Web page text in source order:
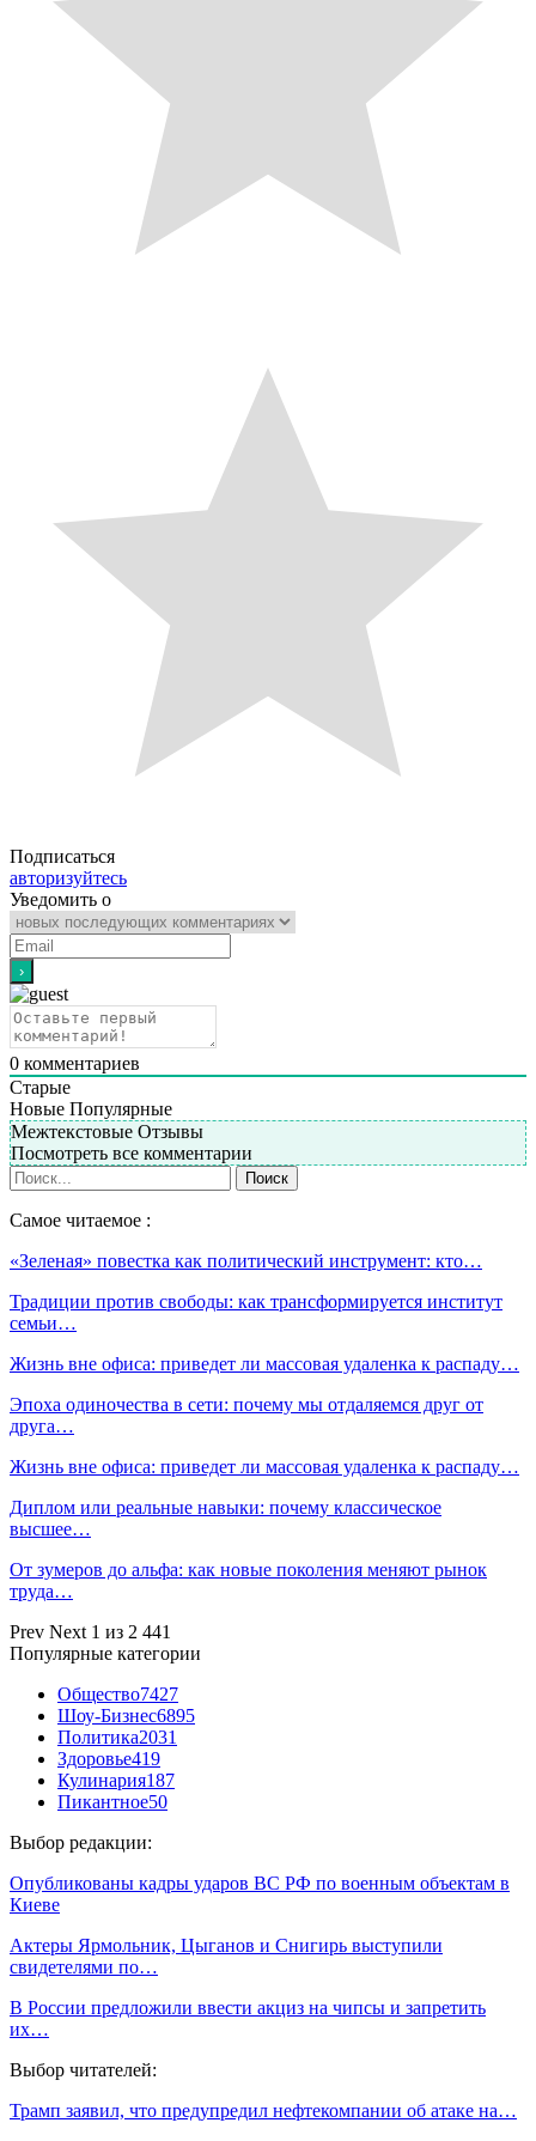
Подписаться
авторизуйтесь
Уведомить о
0 комментариев
Старые
Новые Популярные
Межтекстовые Отзывы
Посмотреть все комментарии
Самое читаемое :
«Зеленая» повестка как политический инструмент: кто…
Традиции против свободы: как трансформируется институт
семьи…
Жизнь вне офиса: приведет ли массовая удаленка к распаду…
Эпоха одиночества в сети: почему мы отдаляемся друг от
друга…
Жизнь вне офиса: приведет ли массовая удаленка к распаду…
Диплом или реальные навыки: почему классическое
высшее…
От зумеров до альфа: как новые поколения меняют рынок
труда…
Prev Next 1 из 2 441
Популярные категории
Общество7427
Шоу-Бизнес6895
Политика2031
Здоровье419
Кулинария187
Пикантное50
Выбор редакции:
Опубликованы кадры ударов ВС РФ по военным объектам в
Киеве
Актеры Ярмольник, Цыганов и Снигирь выступили
свидетелями по…
В России предложили ввести акциз на чипсы и запретить
их…
Выбор читателей:
Трамп заявил, что предупредил нефтекомпании об атаке на…